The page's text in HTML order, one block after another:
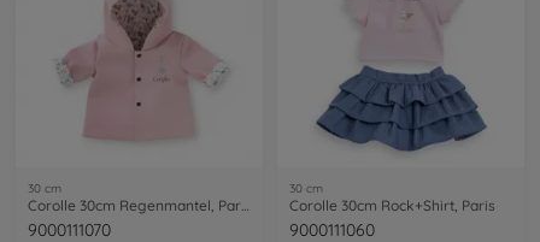
30 cm
9000111070
30 cm
Corolle 30cm Rock+Shirt, Paris
9000111060